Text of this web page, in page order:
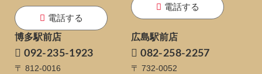
電話する
電話する
博多駅前店
092-235-1923
〒 812-0016
広島駅前店
082-258-2257
〒 732-0052